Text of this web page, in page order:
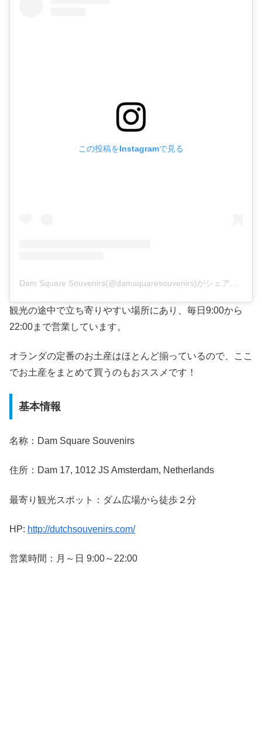
この投稿をInstagramで見る
観光の途中で立ち寄りやすい場所にあり、毎日9:00から
22:00まで営業しています。
オランダの定番のお土産はほとんど揃っているので、ここ
でお土産をまとめて買うのもおススメです！
基本情報
名称：Dam Square Souvenirs
住所：Dam 17, 1012 JS Amsterdam, Netherlands
最寄り観光スポット：ダム広場から徒歩２分
HP: http://dutchsouvenirs.com/
営業時間：月～日 9:00～22:00